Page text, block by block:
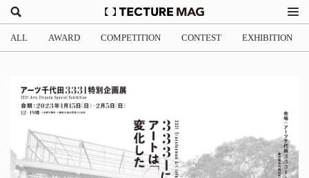
ALL AWARD COMPETITION CONTEST EXHIBITION